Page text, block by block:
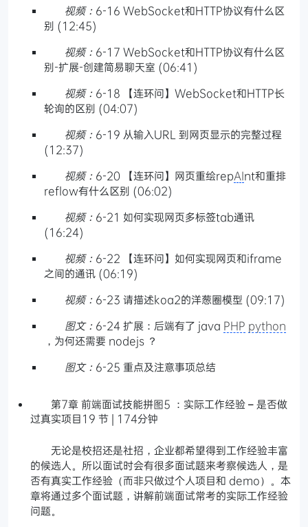
视频： 6-16 WebSocket和HTTP协议有什么区
别 (12:45)
视频： 6-17 WebSocket和HTTP协议有什么区
别-扩展-创建简易聊天室 (06:41)
视频： 6-18 【连环问】WebSocket和HTTP长
轮询的区别 (04:07)
视频： 6-19 从输入URL 到网页显示的完整过程
(12:37)
视频： 6-20 【连环问】网页重绘repAInt和重排
reflow有什么区别 (06:02)
视频： 6-21 如何实现网页多标签tab通讯
(16:24)
视频： 6-22 【连环问】如何实现网页和iframe
之间的通讯 (06:19)
视频： 6-23 请描述koa2的洋葱圈模型 (09:17)
图文： 6-24 扩展：后端有了 java PHP python
，为何还需要 nodejs ？
图文： 6-25 重点及注意事项总结
第7章 前端面试技能拼图5 ：实际工作经验 – 是否做
过真实项目19 节 | 174分钟
无论是校招还是社招，企业都希望得到工作经验丰富
的候选人。所以面试时会有很多面试题来考察候选人，是
否有真实工作经验（而非只做过个人项目和 demo）。本
章将通过多个面试题，讲解前端面试常考的实际工作经验
问题。